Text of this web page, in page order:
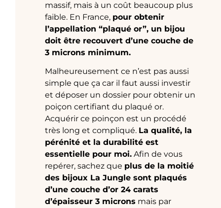
massif, mais à un coût beaucoup plus
faible. En France, pour obtenir
l’appellation “plaqué or”, un bijou
doit être recouvert d’une couche de
3 microns minimum.
Malheureusement ce n’est pas aussi
simple que ça car il faut aussi investir
et déposer un dossier pour obtenir un
poiçon certifiant du plaqué or.
Acquérir ce poinçon est un procédé
très long et compliqué. La qualité, la
pérénité et la durabilité est
essentielle pour moi. Afin de vous
repérer, sachez que plus de la moitié
des bijoux La Jungle sont plaqués
d’une couche d’or 24 carats
d’épaisseur 3 microns mais par